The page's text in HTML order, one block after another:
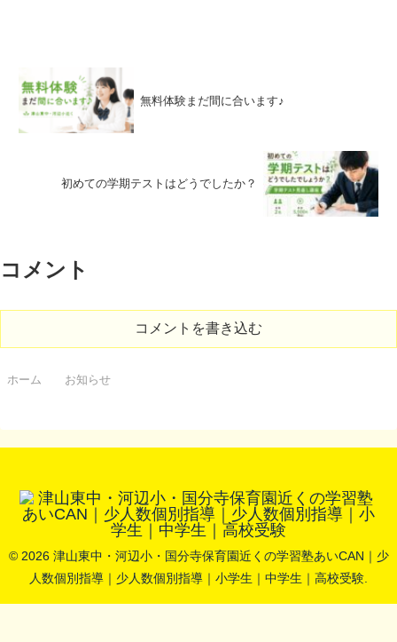
無料体験まだ間に合います♪
初めての学期テストはどうでしたか？
コメント
コメントを書き込む
ホーム お知らせ
© 2026 津山東中・河辺小・国分寺保育園近くの学習塾あいCAN｜少
人数個別指導｜少人数個別指導｜小学生｜中学生｜高校受験.